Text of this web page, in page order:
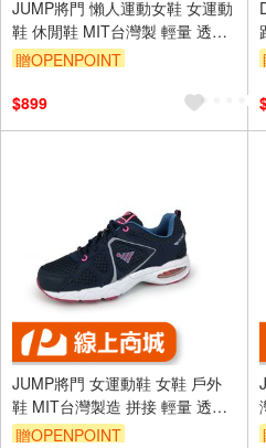
JUMP將門 懶人運動女鞋 女運動
鞋 休閒鞋 MIT台灣製 輕量 透氣
柔軟 耐穿 Q彈 釋壓 抗菌 耐磨
贈OPENPOINT
$899
JUMP將門 女運動鞋 女鞋 戶外
鞋 MIT台灣製造 拼接 輕量 透氣
耐衝 緩震 氣墊 耐用 耐磨 抓地
贈OPENPOINT